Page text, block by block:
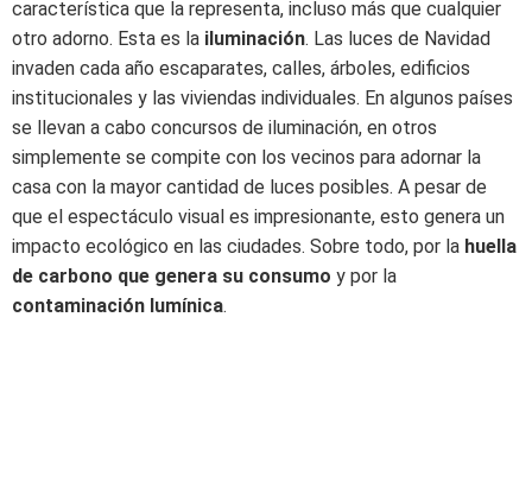
característica que la representa, incluso más que cualquier
otro adorno. Esta es la iluminación. Las luces de Navidad
invaden cada año escaparates, calles, árboles, edificios
institucionales y las viviendas individuales. En algunos países
se llevan a cabo concursos de iluminación, en otros
simplemente se compite con los vecinos para adornar la
casa con la mayor cantidad de luces posibles. A pesar de
que el espectáculo visual es impresionante, esto genera un
impacto ecológico en las ciudades. Sobre todo, por la huella
de carbono que genera su consumo y por la
contaminación lumínica.